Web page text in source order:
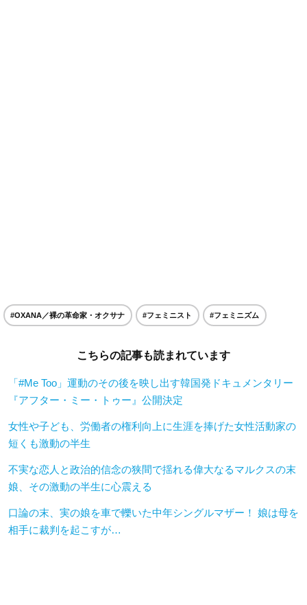
#OXANA／裸の革命家・オクサナ #フェミニスト #フェミニズム
こちらの記事も読まれています
「#Me Too」運動のその後を映し出す韓国発ドキュメンタリー
『アフター・ミー・トゥー』公開決定
女性や子ども、労働者の権利向上に生涯を捧げた女性活動家の
短くも激動の半生
不実な恋人と政治的信念の狭間で揺れる偉大なるマルクスの末
娘、その激動の半生に心震える
口論の末、実の娘を車で轢いた中年シングルマザー！ 娘は母を
相手に裁判を起こすが…